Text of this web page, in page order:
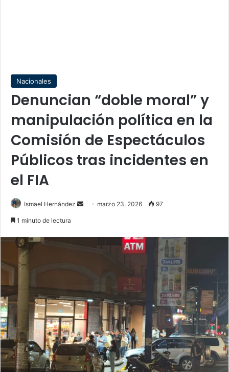
Nacionales
Denuncian “doble moral” y
manipulación política en la
Comisión de Espectáculos
Públicos tras incidentes en
el FIA
Ismael Hernández
Send marzo 23, 2026 97
1 minuto de lectura